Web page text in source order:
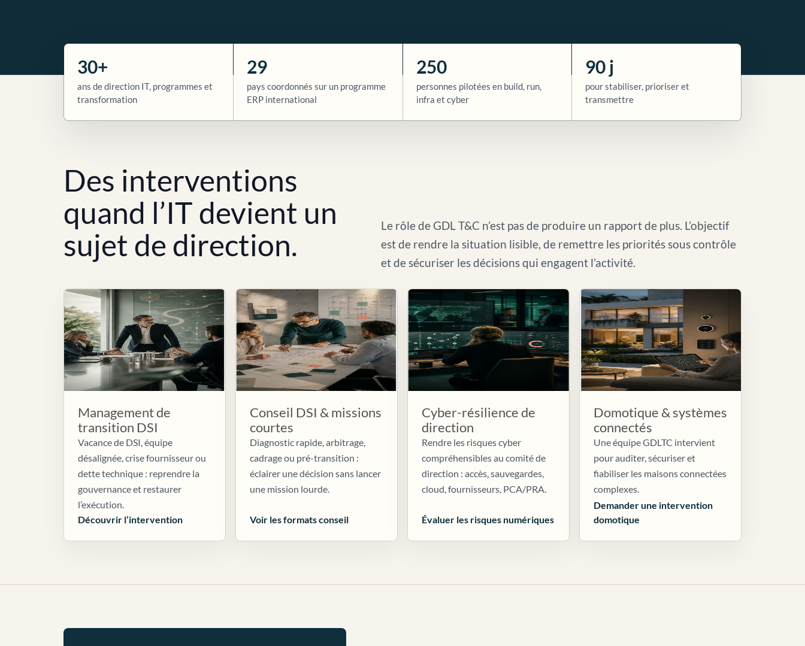
30+
ans de direction IT, programmes et
transformation
29
pays coordonnés sur un programme
ERP international
250
personnes pilotées en build, run,
infra et cyber
90 j
pour stabiliser, prioriser et
transmettre
Des interventions
quand l’IT devient un
sujet de direction.
Le rôle de GDL T&C n’est pas de produire un rapport de plus. L’objectif
est de rendre la situation lisible, de remettre les priorités sous contrôle
et de sécuriser les décisions qui engagent l’activité.
Management de
transition DSI
Vacance de DSI, équipe
désalignée, crise fournisseur ou
dette technique : reprendre la
gouvernance et restaurer
l’exécution.
Découvrir l’intervention
Conseil DSI & missions
courtes
Diagnostic rapide, arbitrage,
cadrage ou pré-transition :
éclairer une décision sans lancer
une mission lourde.
Voir les formats conseil
Cyber-résilience de
direction
Rendre les risques cyber
compréhensibles au comité de
direction : accès, sauvegardes,
cloud, fournisseurs, PCA/PRA.
Évaluer les risques numériques
Domotique & systèmes
connectés
Une équipe GDLTC intervient
pour auditer, sécuriser et
fiabiliser les maisons connectées
complexes.
Demander une intervention
domotique